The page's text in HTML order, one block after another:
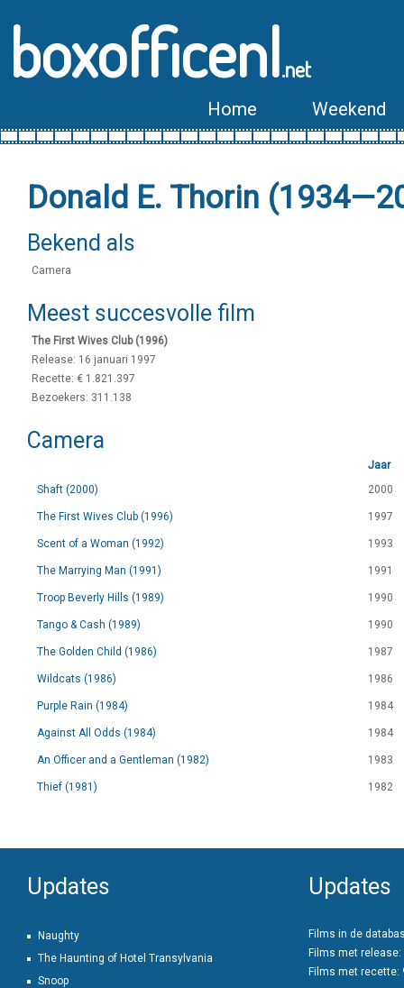
boxofficenl.net
Home Weekend
Donald E. Thorin
Bekend als
Camera
Meest succesvolle film
The First Wives Club (1996)
Release: 16 januari 1997
Recette: € 1.821.397
Bezoekers: 311.138
Camera
Jaar
Shaft (2000)
2000
The First Wives Club (1996) 1997
Scent of a Woman (1992) 1993
The Marrying Man (1991) 1991
Troop Beverly Hills (1989) 1990
Tango & Cash (1989) 1990
The Golden Child (1986) 1987
Wildcats (1986) 1986
Purple Rain (1984) 1984
Against All Odds (1984) 1984
An Officer and a Gentleman (1982) 1983
Thief (1981) 1982
Updates
Naughty
The Haunting of Hotel Transylvania
Snoop
Updates
Films in de
Films met release:
Films met recette: